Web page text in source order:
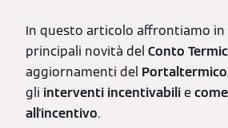
In questo articolo affrontiamo
principali novità del Conto
aggiornamenti del
gli interventi incentivabilie
all'incentivo.